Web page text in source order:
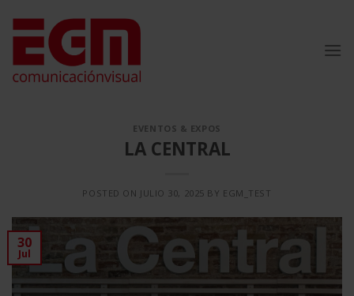
contenido
EVENTOS & EXPOS
LA CENTRAL
POSTED ON JULIO 30, 2025 BY EGM_TEST
30
Jul